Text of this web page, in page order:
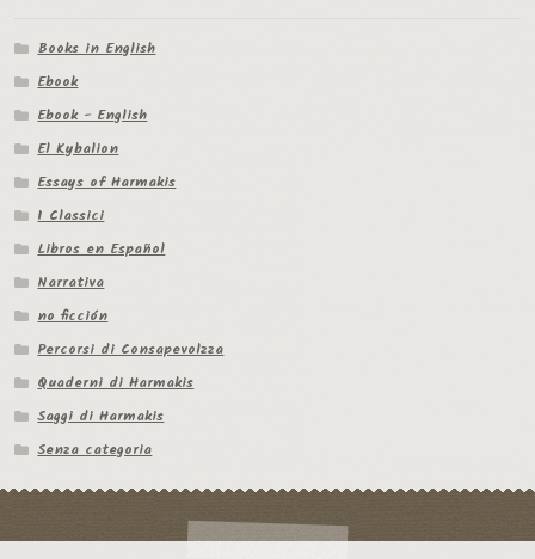
Books in English
Ebook
Ebook - English
El Kybalion
Essays of Harmakis
I Classici
Libros en Español
Narrativa
no ficción
Percorsi di Consapevolzza
Quaderni di Harmakis
Saggi di Harmakis
Senza categoria